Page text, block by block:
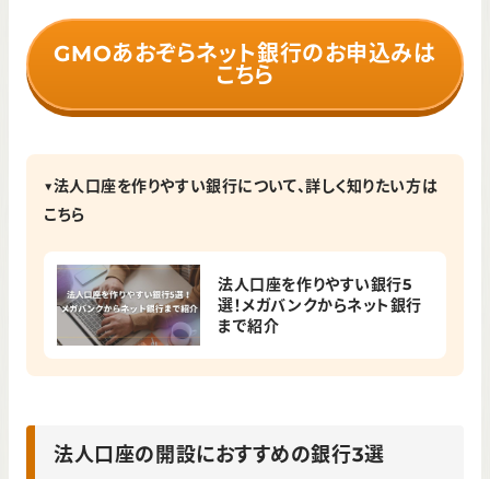
GMOあおぞらネット銀行のお申込みは
こちら
▼法人口座を作りやすい銀行について、詳しく知りたい方は
こちら
法人口座を作りやすい銀行5
選！メガバンクからネット銀行
まで紹介
法人口座の開設におすすめの銀行3選